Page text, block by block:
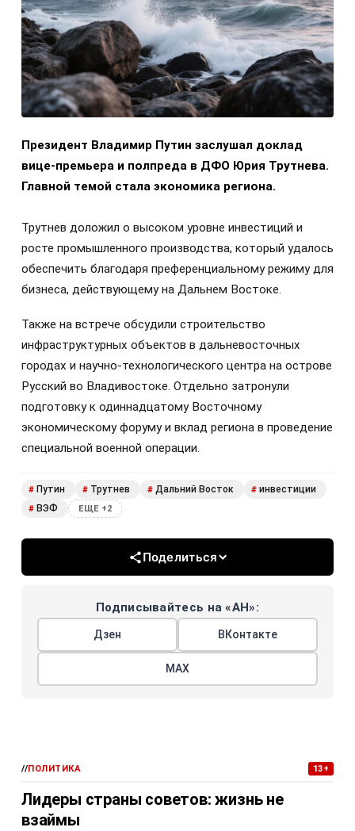
Президент Владимир Путин заслушал доклад
вице-премьера и полпреда в ДФО Юрия Трутнева.
Главной темой стала экономика региона.
Трутнев доложил о высоком уровне инвестиций и
росте промышленного производства, который удалось
обеспечить благодаря преференциальному режиму для
бизнеса, действующему на Дальнем Востоке.
Также на встрече обсудили строительство
инфраструктурных объектов в дальневосточных
городах и научно-технологического центра на острове
Русский во Владивостоке. Отдельно затронули
подготовку к одиннадцатому Восточному
экономическому форуму и вклад региона в проведение
специальной военной операции.
# Путин # Трутнев # Дальний Восток # инвестиции
# ВЭФ ЕЩЕ +2
Поделиться
Подписывайтесь на «АН»:
Дзен ВКонтакте
МАХ
//ПОЛИТИКА 13+
Лидеры страны советов: жизнь не
взаймы